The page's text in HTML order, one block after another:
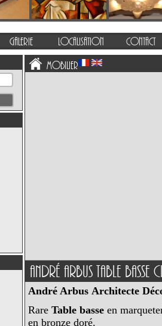
Galerie Localisation
Contact
Mobilier
André Arbus Table
André Arbus Architecte
Rare Table basse en
en bronze doré.